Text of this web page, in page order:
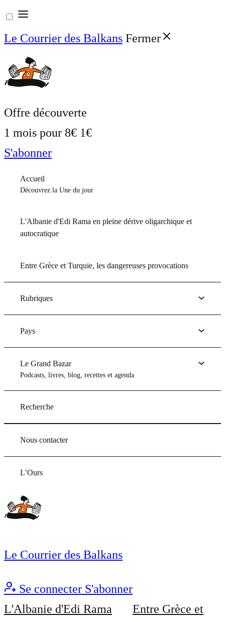
Aller
au
contenu
Le Courrier des Balkans Fermer
Offre découverte
1 mois pour 8€ 1€
S'abonner
Accueil
Découvrez la Une du jour
L'Albanie d'Edi Rama en pleine dérive oligarchique et
autocratique
Entre Grèce et Turquie, les dangereuses provocations
Rubriques
Pays
Le Grand Bazar
Podcasts, livres, blog, recettes et agenda
Recherche
Nous contacter
L’Ours
Le Courrier des Balkans
Se connecter S'abonner
L'Albanie d'Edi Rama
Entre Grèce et